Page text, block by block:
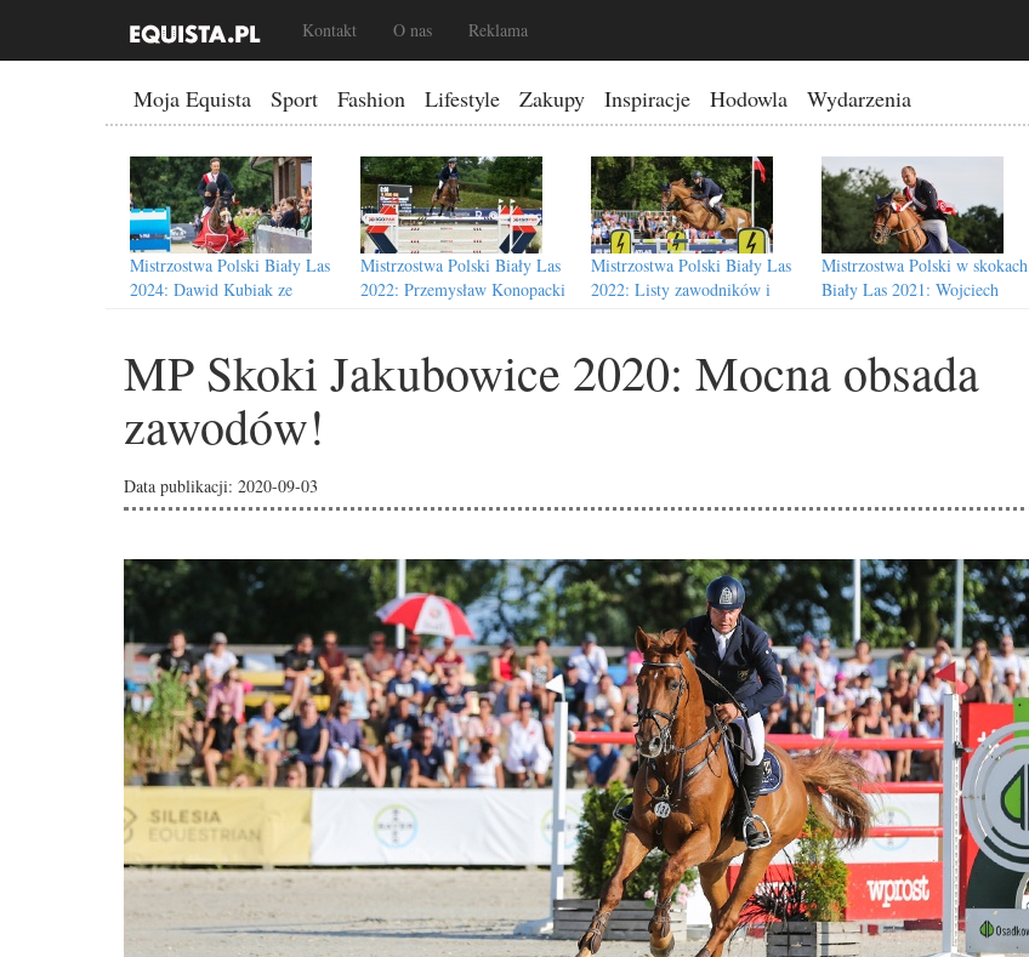
Kontakt O nas Reklama
Moja Equista Sport Fashion Lifestyle Zakupy Inspiracje Hodowla Wydarzenia
Mistrzostwa Polski Biały Las
2024: Dawid Kubiak ze
Mistrzostwa Polski Biały Las
2022: Przemysław Konopacki
Mistrzostwa Polski Biały Las
2022: Listy zawodników i
Mistrzostwa Polski w skokach
Biały Las 2021: Wojciech
Nowy termin Halowych
Lesznie
MP Skoki Jakubowice 2020: Mocna obsada
zawodów!
Data publikacji: 2020-09-03